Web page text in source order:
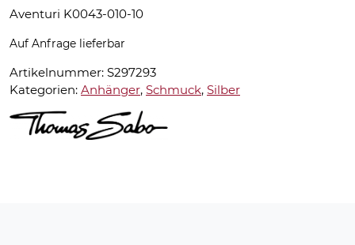
Aventuri K0043-010-10
Auf Anfrage lieferbar
Artikelnummer: S297293
Kategorien: Anhänger, Schmuck, Silber